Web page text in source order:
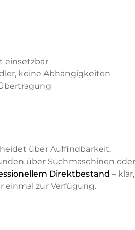
einsetzbar
keine Abhängigkeiten
über Auffindbarkeit,
über Suchmaschinen oder
Direktbestand – klar,
einmal zur Verfügung.